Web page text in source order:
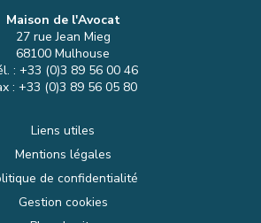
Maison de l'Avocat
27 rue Jean Mieg
68100 Mulhouse
: +33 (0)3 89 56 00 46
: +33 (0)3 89 56 05 80
Liens utiles
Mentions légales
de confidentialité
Gestion cookies